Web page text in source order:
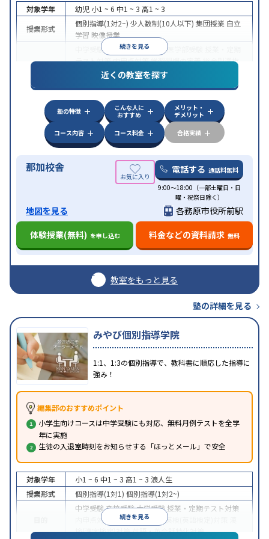
続きを見る
対象学年 幼児 小1 ~ 6 中1 ~ 3 高1 ~ 3
授業形式
個別指導(1対2~) 少人数制(10人以下) 集団授業 自立
学習 映像授業
中学受験 高校受験大学受験 医学部受験
テスト対策内申点対策学習習慣の定着総合型選抜
(旧AO)対策 推薦入試対策学校別特化対策
対策
その他科目別特化対策
特徴
中高一貫校生に対応 特待生・奨学金制度あり入塾
に学力基準あり授業の振替可能不登校生に対応
習にPC・タブレットを利用 オンライン対応1科目
から受講可能季節講習のみの受講可発達障害の子
自習室あり
近くの教室を探す
塾の特徴
こんな人に
おすすめ
メリット・
デメリット
コース内容
コース料金 合格実績
那加校舎 電話する 通話料無料
9:00～18:00（一部土曜日・日
曜・祝祭日除く）
地図を見る
各務原市役所前駅
体験授業(無料) を申し込む 料金などの資料請求 無料
教室をもっと見る
塾の詳細を見る
みやび個別指導学院
1:1、1:3の個別指導で、教科書に順応した指導に
強み！
編集部のおすすめポイント
小学生向けコースは中学受験にも対応、無料月例テストを全学
年に実施
生徒の入退室時刻をお知らせする「ほっとメール」で安全
続きを見る
対象学年 小1 ~ 6 中1 ~ 3 高1 ~ 3 浪人生
授業形式
個別指導(1対1) 個別指導(1対2~)
中学受験高校受験大学受験 授業・定期テスト対策
内申点対策
学習習慣の定着 英検(英語検定)対策
検(漢字検定)対策英語・英会話特化対策